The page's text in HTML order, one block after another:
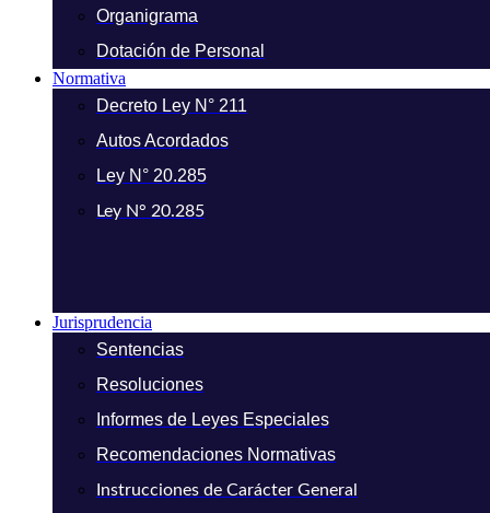
Organigrama
Dotación de Personal
Normativa
Decreto Ley N° 211
Autos Acordados
Ley N° 20.285
Ley N° 20.285
Jurisprudencia
Sentencias
Resoluciones
Informes de Leyes Especiales
Recomendaciones Normativas
Instrucciones de Carácter General